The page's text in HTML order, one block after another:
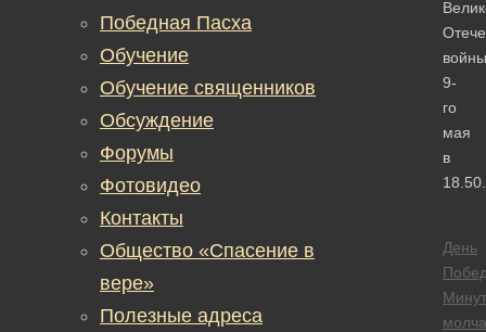
9-
го
мая
в
18.50.
День
Победная Пасха
Обучение
Обучение священников
Обсуждение
Форумы
Фотовидео
Контакты
Общество «Спасение в
вере»
Полезные адреса